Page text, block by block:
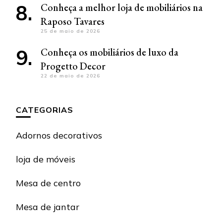
Conheça a melhor loja de mobiliários na
Raposo Tavares
25 de maio de 2026
Conheça os mobiliários de luxo da
Progetto Decor
22 de maio de 2026
CATEGORIAS
Adornos decorativos
loja de móveis
Mesa de centro
Mesa de jantar